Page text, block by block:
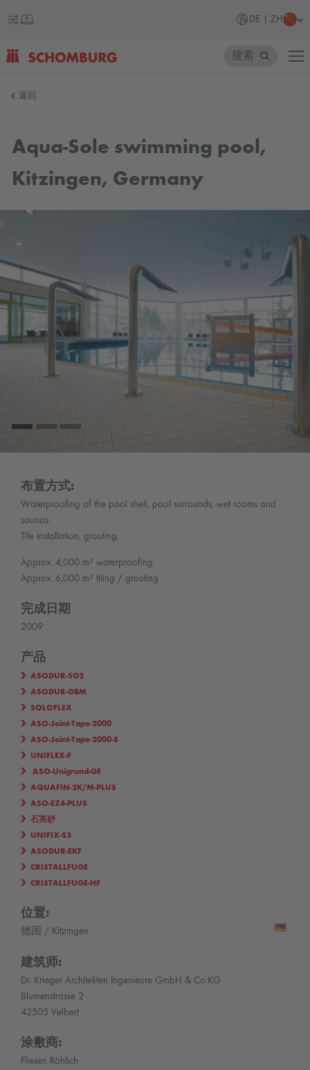
DE | ZH
国
搜索
返回
Aqua-Sole swimming pool,
Kitzingen, Germany
布置方式:
Waterproofing of the pool shell, pool surrounds, wet rooms and
saunas.
Tile installation, grouting.
Approx. 4,000 m² waterproofing.
Approx. 6,000 m² tiling / grouting
完成日期
2009
产品
ASODUR-SG2
ASODUR-GBM
SOLOFLEX
ASO-Joint-Tape-2000
ASO-Joint-Tape-2000-S
UNIFLEX-F
ASO-Unigrund-GE
AQUAFIN-2K/M-PLUS
ASO-EZ4-PLUS
石英砂
UNIFIX-S3
ASODUR-EKF
CRISTALLFUGE
CRISTALLFUGE-HF
位置:
德国 / Kitzingen
建筑师:
Dr. Krieger Architekten Ingenieure GmbH & Co.KG
Blumenstrasse 2
42505 Velbert
涂敷商:
Fliesen Röhlich